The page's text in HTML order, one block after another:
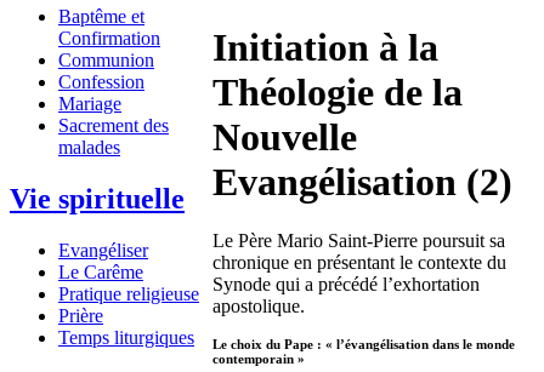
Baptême et
Confirmation
Communion
Confession
Mariage
Sacrement des
malades
Vie spirituelle
Evangéliser
Le Carême
Pratique religieuse
Prière
Temps liturgiques
Initiation à la
Théologie de la
Nouvelle
Evangélisation (2)
Le Père Mario Saint-Pierre poursuit sa
chronique en présentant le contexte du
Synode qui a précédé l’exhortation
apostolique.
Le choix du Pape : « l’évangélisation dans le monde
contemporain »